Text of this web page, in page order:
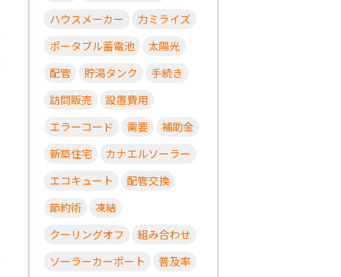
ハウスメーカー
力ミライズ
ポータブル蓄電池
太陽光
配管
貯湯タンク
手続き
訪問販売
設置費用
エラーコード
需要
補助金
新築住宅
カナエルソーラー
エコキュート
配管交換
節約術
凍結
クーリングオフ
組み合わせ
ソーラーカーポート
普及率